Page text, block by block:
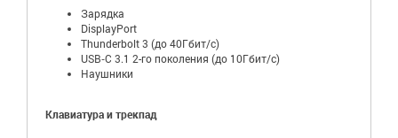
Зарядка
DisplayPort
Thunderbolt 3 (до 40Гбит/с)
USB‑C 3.1 2-го поколения (до 10Гбит/с)
Наушники
Клавиатура и трекпад